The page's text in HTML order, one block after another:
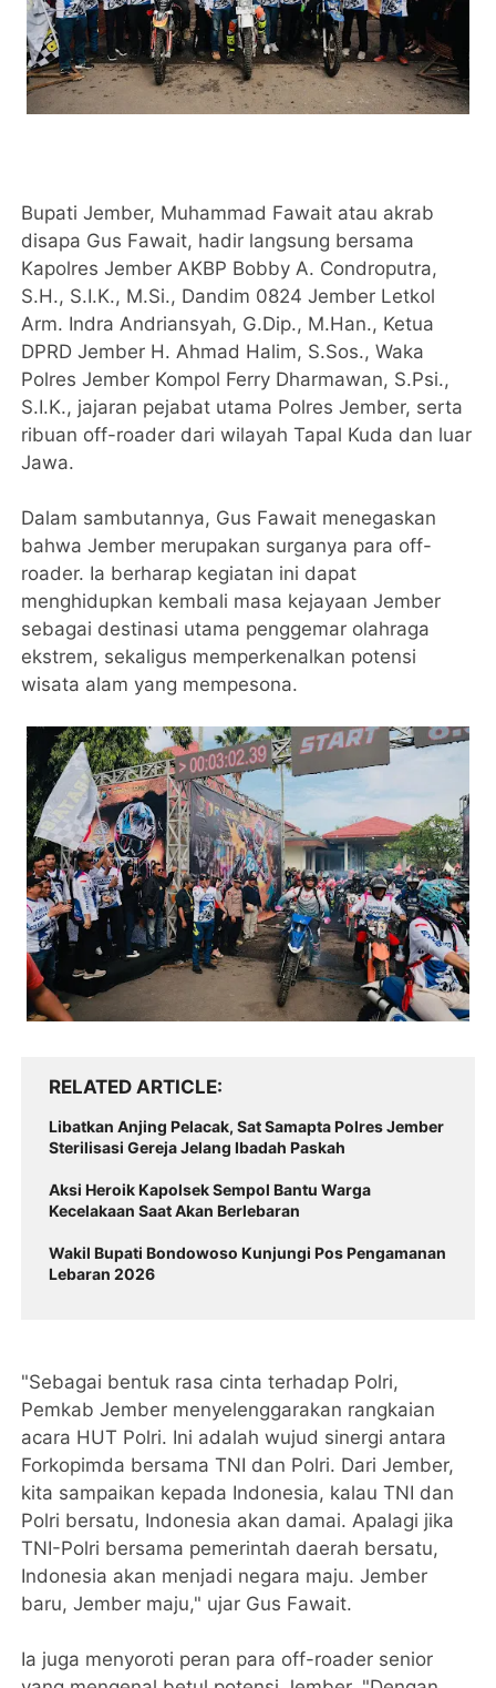
Bupati Jember, Muhammad Fawait atau akrab
disapa Gus Fawait, hadir langsung bersama
Kapolres Jember AKBP Bobby A. Condroputra,
S.H., S.I.K., M.Si., Dandim 0824 Jember Letkol
Arm. Indra Andriansyah, G.Dip., M.Han., Ketua
DPRD Jember H. Ahmad Halim, S.Sos., Waka
Polres Jember Kompol Ferry Dharmawan, S.Psi.,
S.I.K., jajaran pejabat utama Polres Jember, serta
ribuan off-roader dari wilayah Tapal Kuda dan luar
Jawa.
Dalam sambutannya, Gus Fawait menegaskan
bahwa Jember merupakan surganya para off-
roader. Ia berharap kegiatan ini dapat
menghidupkan kembali masa kejayaan Jember
sebagai destinasi utama penggemar olahraga
ekstrem, sekaligus memperkenalkan potensi
wisata alam yang mempesona.
RELATED ARTICLE
Libatkan Anjing Pelacak, Sat Samapta Polres Jember
Sterilisasi Gereja Jelang Ibadah Paskah
Aksi Heroik Kapolsek Sempol Bantu Warga
Kecelakaan Saat Akan Berlebaran
Wakil Bupati Bondowoso Kunjungi Pos Pengamanan
Lebaran 2026
"Sebagai bentuk rasa cinta terhadap Polri,
Pemkab Jember menyelenggarakan rangkaian
acara HUT Polri. Ini adalah wujud sinergi antara
Forkopimda bersama TNI dan Polri. Dari Jember,
kita sampaikan kepada Indonesia, kalau TNI dan
Polri bersatu, Indonesia akan damai. Apalagi jika
TNI-Polri bersama pemerintah daerah bersatu,
Indonesia akan menjadi negara maju. Jember
baru, Jember maju," ujar Gus Fawait.
Ia juga menyoroti peran para off-roader senior